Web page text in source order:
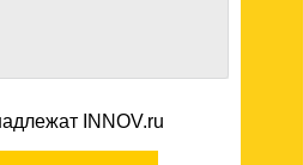
INNOV.ru